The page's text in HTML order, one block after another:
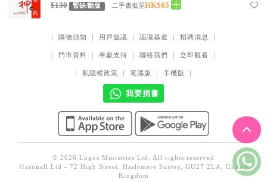
其他
禮品專區
得獎作品推介
暢銷榜
英文二手書
精選英文書
電子書
$130 暫缺/斷版 二手書低至HK$65
｜ 購物須知 ｜ 用戶協議 ｜ 認識基道 ｜ 招聘消息 ｜
｜ 門市資料 ｜ 奉獻支持 ｜ 聯絡我們 ｜ 立即觀看 ｜
｜ 私隱權政策 ｜ 電腦版 ｜ 手機版 ｜
我要捐書
© 2026 Logos Ministries Ltd. All rights reserved
ffastmall Ltd - 72 High Street, Haslemere Surrey, GU27 2LA, United
Kingdom